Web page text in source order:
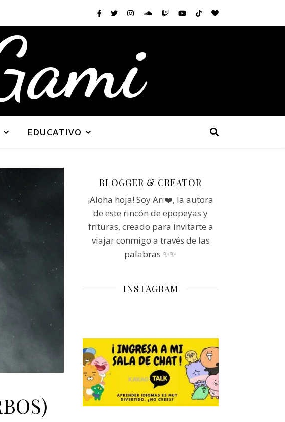
EDUCATIVO
BLOGGER & CREATOR
¡Aloha hoja! Soy Ari❤️, la autora
de este rincón de epopeyas y
frituras, creado para invitarte a
viajar conmigo a través de las
palabras ✨✨
INSTAGRAM